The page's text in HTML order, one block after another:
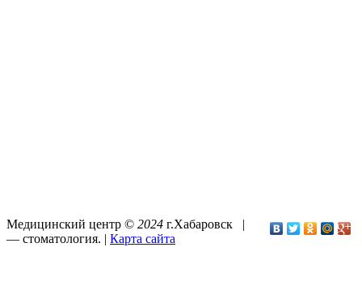
Медицинский центр © 2024 г.Хабаровск |
— стоматология. | Карта сайта